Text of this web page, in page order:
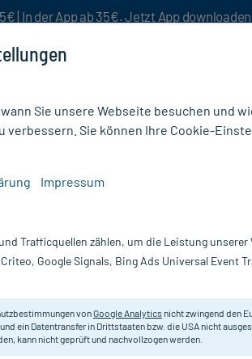
| In der App ab 35€. Jetzt App downloaden
Versand* ab 19€ Mindestbestellwert!
DHU - Einzelmittel
Homöopathisches Arzneimittel.
Sie unsere Webseite besuchen und
verbessern. Sie können Ihre Cookie-
Impressum
Trafficquellen zählen, um die Leistung unserer
Google Signals, Bing Ads Universal Event
vonGoogle Analytics nicht zwingend den
ein Datentransfer in Drittstaaten bzw. die USA nicht
kann nicht geprüft und nachvollzogen werden.